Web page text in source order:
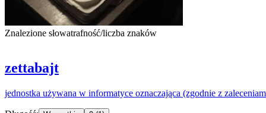
Znalezione słowatrafność/liczba znaków
zettabajt
jednostka używana w informatyce oznaczająca (zgodnie z